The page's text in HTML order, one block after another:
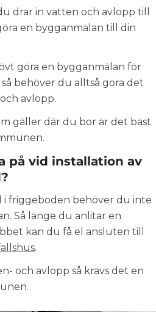
drar in vatten och avlopp till
en bygganmälan till din
göra en bygganmälan för
behöver du alltså göra det
avlopp.
gäller där du bor är det bäst
på vid installation av
i friggeboden behöver du inte
Så länge du anlitar en
kan du få el ansluten till
.
och avlopp så krävs det en